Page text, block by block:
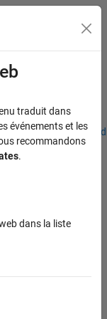
de nos bureaux
du menu
traduit dans
événements et les
recommandons
.
dans la liste